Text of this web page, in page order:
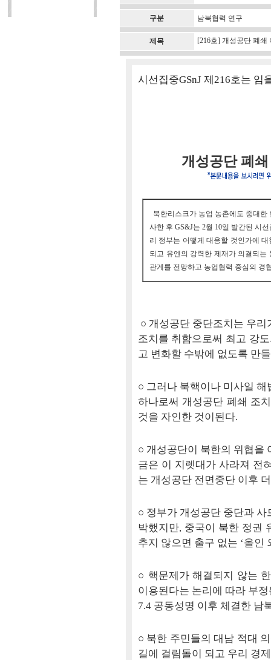
구분 남북협력 연구
제목 [216호] 개성공단 폐
시선집중GSnJ 제216호는 임
개성공단 폐
북한리스크가 농업 농촌에도 중대
사한 후 GS&J는 2월 10일 발간된 시
리 정부는 어떻게 대응할 것인가에
되고 유엔의 강력한 제재가 의결되
관계를 전망하고 농업협력 중심의 경
○ 개성공단 중단조치는 우
조치를 취함으로써 최고 강
고 변화할 수밖에 없도록 만
○ 그러나 북핵이나 미사일
하나로써 개성공단 폐쇄 조
것을 자인한 것이된다.
○ 개성공단이 북한의 위협을
금은 이 지렛대가 사라져 전
는 개성공단 전면중단 이후
○ 정부가 개성공단 중단과
박했지만, 중국이 북한 정권
추지 않으면 출구 없는 ‘올인
○ 핵문제가 해결되지 않는
이용된다는 논리에 따라 부
7.4 공동성명 이후 체결한 남
○ 북한 주민들의 대남 적대
길에 걸림돌이 되고 우리 경